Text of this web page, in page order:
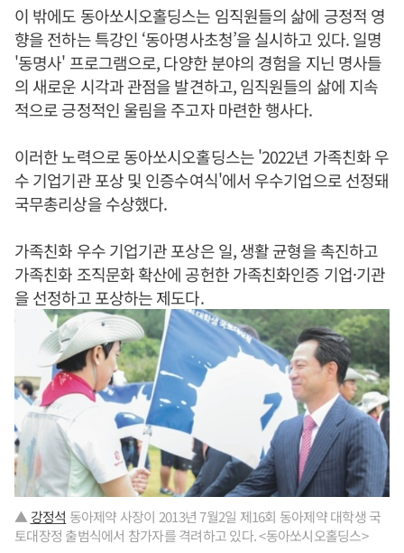
이 밖에도 동아쏘시오홀딩스는 임직원들의 삶에 긍정적 영
향을 전하는 특강인 ‘동아명사초청’을 실시하고 있다. 일명
'동명사' 프로그램으로, 다양한 분야의 경험을 지닌 명사들
의 새로운 시각과 관점을 발견하고, 임직원들의 삶에 지속
적으로 긍정적인 울림을 주고자 마련한 행사다.
이러한 노력으로 동아쏘시오홀딩스는 '2022년 가족친화 우
수 기업기관 포상 및 인증수여식'에서 우수기업으로 선정돼
국무총리상을 수상했다.
가족친화 우수 기업기관 포상은 일, 생활 균형을 촉진하고
가족친화 조직문화 확산에 공헌한 가족친화인증 기업·기관
을 선정하고 포상하는 제도다.
▲ 강정석 동아제약 사장이 2013년 7월2일 제16회 동아제약 대학생 국
토대장정 출범식에서 참가자를 격려하고 있다. <동아쏘시오홀딩스>